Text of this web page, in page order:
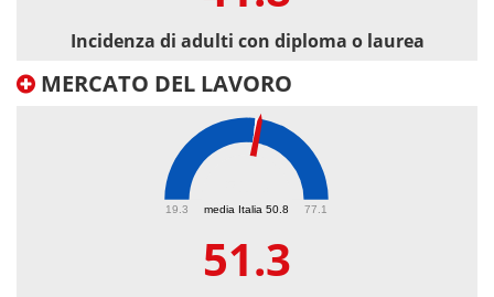
Incidenza di adulti con diploma o laurea
MERCATO DEL LAVORO
media Italia 50.8
19.3 77.1
51.3